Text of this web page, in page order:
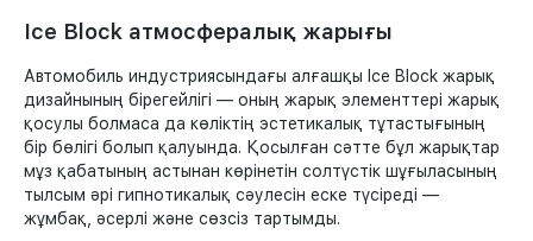
Ice Block атмосфералық жарығы
Автомобиль индустриясындағы алғашқы Ice Block жарық
дизайнының бірегейлігі — оның жарық элементтері жарық
қосулы болмаса да көліктің эстетикалық тұтастығының
бір бөлігі болып қалуында. Қосылған сәтте бұл жарықтар
мұз қабатының астынан көрінетін солтүстік шұғыласының
тылсым әрі гипнотикалық сәулесін еске түсіреді —
жұмбақ, әсерлі және сөзсіз тартымды.